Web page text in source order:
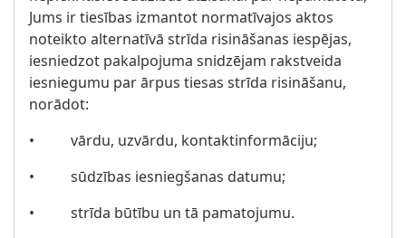
Jums ir tiesības izmantot normatīvajos aktos
noteikto alternatīvā strīda risināšanas iespējas,
iesniedzot pakalpojuma snidzējam rakstveida
iesniegumu par ārpus tiesas strīda risināšanu,
norādot:
• vārdu, uzvārdu, kontaktinformāciju;
• sūdzības iesniegšanas datumu;
• strīda būtību un tā pamatojumu.